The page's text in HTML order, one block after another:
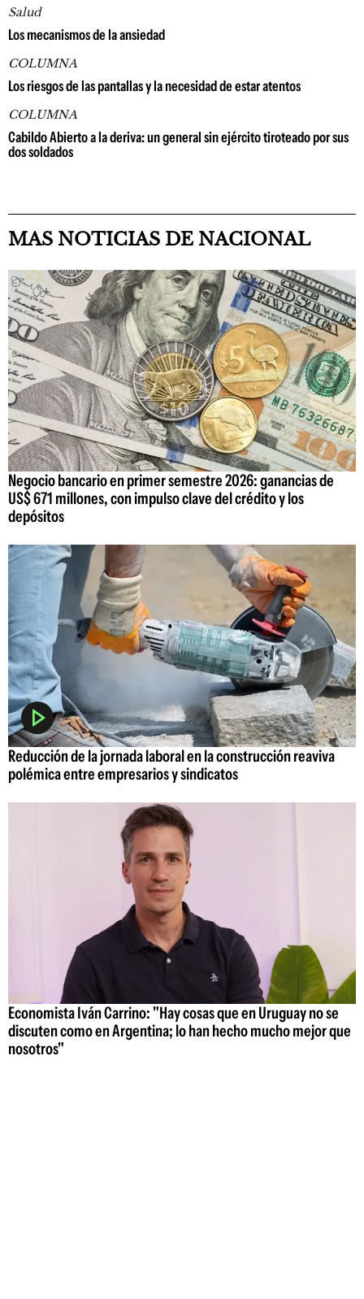
Salud
Los mecanismos de la ansiedad
COLUMNA
Los riesgos de las pantallas y la necesidad de estar atentos
COLUMNA
Cabildo Abierto a la deriva: un general sin ejército tiroteado por sus
dos soldados
MAS NOTICIAS DE NACIONAL
Negocio bancario en primer semestre 2026: ganancias de
US$ 671 millones, con impulso clave del crédito y los
depósitos
Reducción de la jornada laboral en la construcción reaviva
polémica entre empresarios y sindicatos
Economista Iván Carrino: "Hay cosas que en Uruguay no se
discuten como en Argentina; lo han hecho mucho mejor que
nosotros"